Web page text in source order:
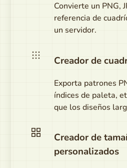
Convierte un PNG,
referencia de
un servidor.
Creador de
Exporta patrones
índices de paleta,
que los diseños
Creador de
personalizados